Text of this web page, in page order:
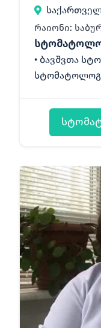
რაიონი:
ბავშვთა